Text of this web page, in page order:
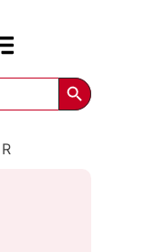
Search